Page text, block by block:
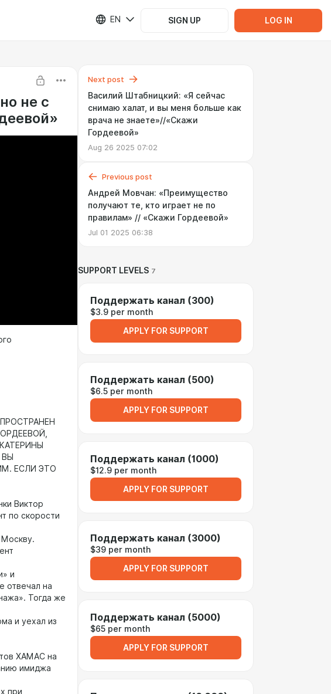
EN SIGN UP LOG IN
не с
ЕСЛИ ЭТО
Виктор
по скорости
Москву.
и
отвечал на
Тогда же
и уехал из
ХАМАС на
имиджа
при
Next post
Василий Штабницкий: «Я сейчас
снимаю халат, и вы меня больше как
врача не знаете»//«Скажи
Гордеевой»
Aug 26 2025 07:02
Previous post
Андрей Мовчан: «Преимущество
получают те, кто играет не по
правилам» // «Скажи Гордеевой»
Jul 01 2025 06:38
SUPPORT LEVELS 7
Поддержать канал (300)
$3.9 per month
APPLY FOR SUPPORT
Поддержать канал (500)
$6.5 per month
APPLY FOR SUPPORT
Поддержать канал (1000)
$12.9 per month
APPLY FOR SUPPORT
Поддержать канал (3000)
$39 per month
APPLY FOR SUPPORT
Поддержать канал (5000)
$65 per month
APPLY FOR SUPPORT